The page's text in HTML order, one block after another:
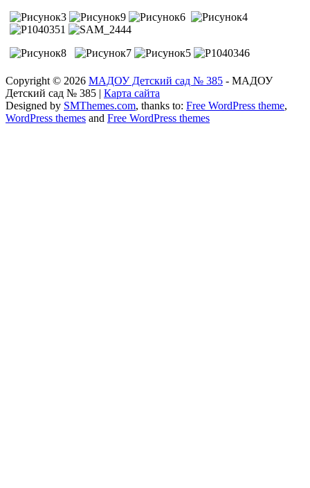
Copyright © 2026 МАДОУ Детский сад № 385 - МАДОУ
Детский сад № 385 | Карта сайта
Designed by SMThemes.com, thanks to: Free WordPress theme,
WordPress themes and Free WordPress themes